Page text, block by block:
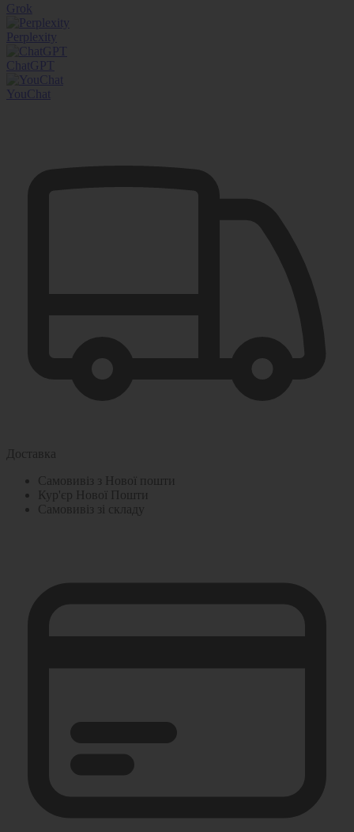
Grok
Perplexity
ChatGPT
YouChat
Доставка
Самовивіз з Нової пошти
Кур'єр Нової Пошти
Самовивіз зі складу